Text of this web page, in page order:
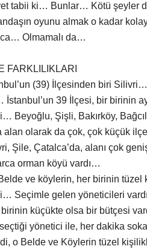
tabii ki… Bunlar… Kötü şeyler
oyunu almak o kadar
Olmamalı da…
FARKLILIKLARI
(39) İlçesinden biri Silivri…
İstanbul’un 39 İlçesi, bir birinin
Beyoğlu, Şişli, Bakırköy,
alan olarak da çok, çok küçük
Şile, Çatalca’da, alanı çok
orman köyü vardı…
ve köylerin, her birinin tüzel
Seçimle gelen yöneticileri
birinin küçükte olsa bir bütçesi
yönetici ile, her dakika
o Belde ve Köylerin tüzel